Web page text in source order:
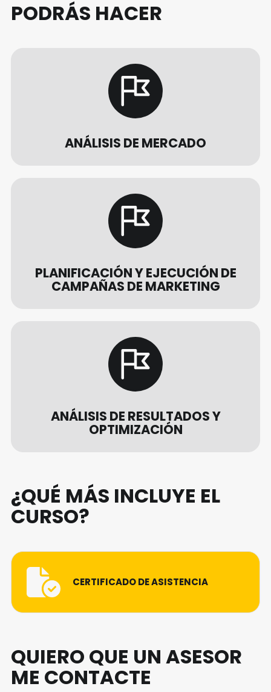
PODRÁS HACER
ANÁLISIS DE MERCADO
PLANIFICACIÓN Y EJECUCIÓN DE
CAMPAÑAS DE MARKETING
ANÁLISIS DE RESULTADOS Y
OPTIMIZACIÓN
¿QUÉ MÁS INCLUYE EL
CURSO?
CERTIFICADO DE ASISTENCIA
QUIERO QUE UN ASESOR
ME CONTACTE